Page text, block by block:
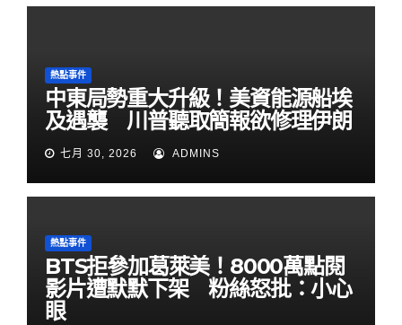
熱點事件
中東局勢重大升級！美資能源船埃
及遇襲 川普聽取簡報欲修理伊朗
七月 30, 2026 ADMINS
熱點事件
BTS拒參加葛萊美！8000萬點閱
影片遭默默下架 粉絲怒批：小心
眼